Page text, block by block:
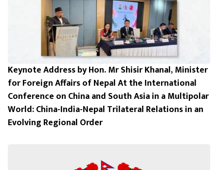
Keynote Address by Hon. Mr Shisir Khanal, Minister
for Foreign Affairs of Nepal At the International
Conference on China and South Asia in a Multipolar
World: China-India-Nepal Trilateral Relations in an
Evolving Regional Order